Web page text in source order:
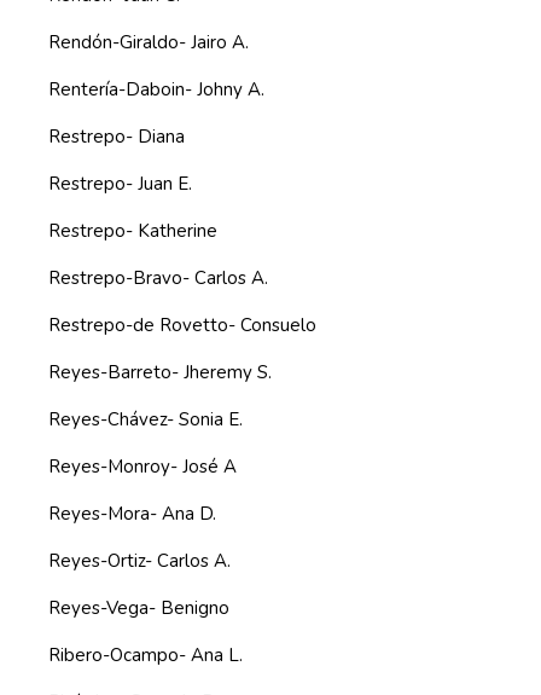
Rendón-Giraldo- Jairo A.
Rentería-Daboin- Johny A.
Restrepo- Diana
Restrepo- Juan E.
Restrepo- Katherine
Restrepo-Bravo- Carlos A.
Restrepo-de Rovetto- Consuelo
Reyes-Barreto- Jheremy S.
Reyes-Chávez- Sonia E.
Reyes-Monroy- José A
Reyes-Mora- Ana D.
Reyes-Ortiz- Carlos A.
Reyes-Vega- Benigno
Ribero-Ocampo- Ana L.